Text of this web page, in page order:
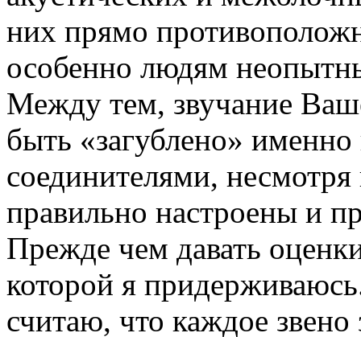
них прямо
особенно людям
Между тем, звучание
быть «загублено»
соединителями, несмотря
правильно настроены и
Прежде чем давать
которой я
считаю, что каждое